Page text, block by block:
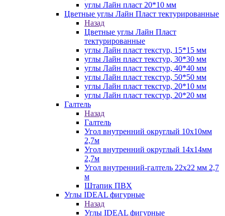
углы Лайн пласт 20*10 мм
Цветные углы Лайн Пласт тектурированные
Назад
Цветные углы Лайн Пласт
тектурированные
углы Лайн пласт текстур, 15*15 мм
углы Лайн пласт текстур, 30*30 мм
углы Лайн пласт текстур, 40*40 мм
углы Лайн пласт текстур, 50*50 мм
углы Лайн пласт текстур, 20*10 мм
углы Лайн пласт текстур, 20*20 мм
Галтель
Назад
Галтель
Угол внутренний округлый 10х10мм
2,7м
Угол внутренний округлый 14х14мм
2,7м
Угол внутренний-галтель 22х22 мм 2,7
м
Штапик ПВХ
Углы IDEAL фигурные
Назад
Углы IDEAL фигурные